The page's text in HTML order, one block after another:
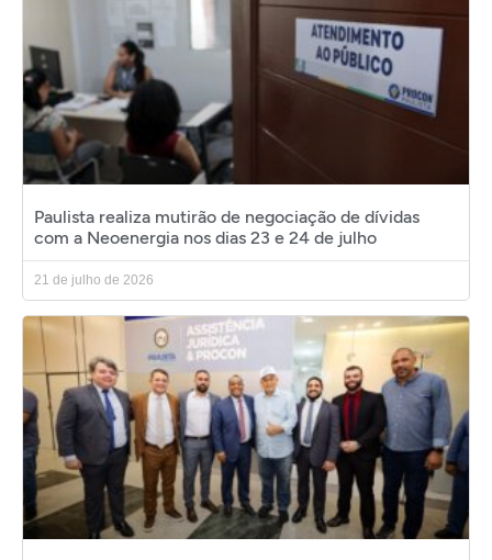
Paulista realiza mutirão de negociação de dívidas
com a Neoenergia nos dias 23 e 24 de julho
21 de julho de 2026